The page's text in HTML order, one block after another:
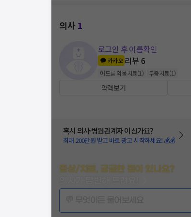
의사1
로그인 후 이름확인
카카오 리뷰6
여드름 약물치료(1 ) 무좀치료(1)
약력보기
혹시 의사·병원관계자 이신가요?
최대 200만원 받고 바로 광고 시작하세요! 💰💰
증상/치료, 궁금한 점이 있나요?